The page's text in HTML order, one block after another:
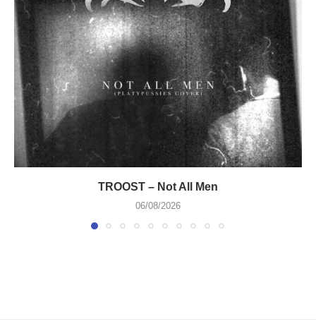
TROOST – Not All Men
06/08/2026